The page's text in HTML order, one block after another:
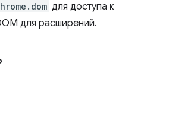
для доступа к
для расширений.